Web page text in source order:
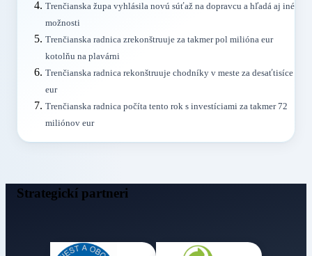
Trenčianska župa vyhlásila novú súťaž na dopravcu a hľadá aj iné
možnosti
Trenčianska radnica zrekonštruuje za takmer pol milióna eur
kotolňu na plavárni
Trenčianska radnica rekonštruuje chodníky v meste za desaťtisíce
eur
Trenčianska radnica počíta tento rok s investíciami za takmer 72
miliónov eur
Strategickí partneri